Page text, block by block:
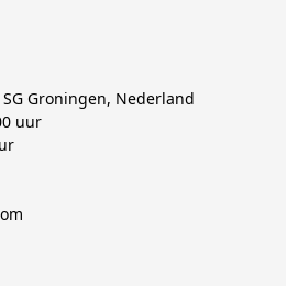
Groningen, Nederland
uur